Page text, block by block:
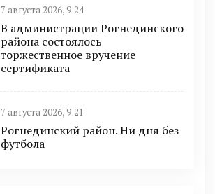
7 августа 2026, 9:24
В администрации Рогнединского
района состоялось
торжественное вручение
сертификата
7 августа 2026, 9:21
Рогнединский район. Ни дня без
футбола